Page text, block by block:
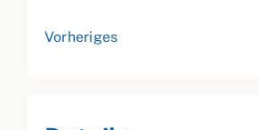
Vorheriges